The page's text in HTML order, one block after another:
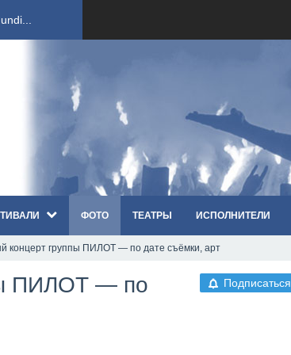
ко...
«Th...
«...
ФОТО ТЕАТРЫ ИСПОЛНИТЕЛИ
концерт группы ПИЛОТ — по дате съёмки, арт
Подписаться
ПИЛОТ — по